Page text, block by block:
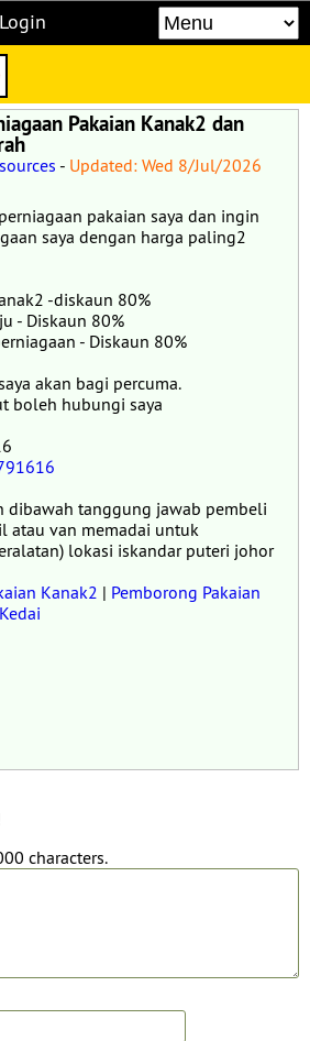
Login
Pakaian Kanak2 dan
- Updated: Wed 8/Jul/2026
pakaian saya dan ingin
saya dengan harga paling2
-diskaun 80%
- Diskaun 80%
- Diskaun 80%
akan bagi percuma.
boleh hubungi saya
dibawah tanggung jawab pembeli
atau van memadai untuk
lokasi iskandar puteri johor
Kanak2 | Pemborong Pakaian
characters.